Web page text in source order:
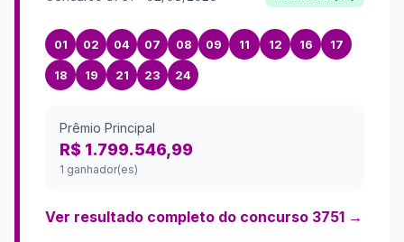
01 02 04 07 08 09 11 12 16 17
18 19 21 23 24
Prêmio Principal
R$ 1.799.546,99
1 ganhador(es)
Ver resultado completo do concurso 3751 →